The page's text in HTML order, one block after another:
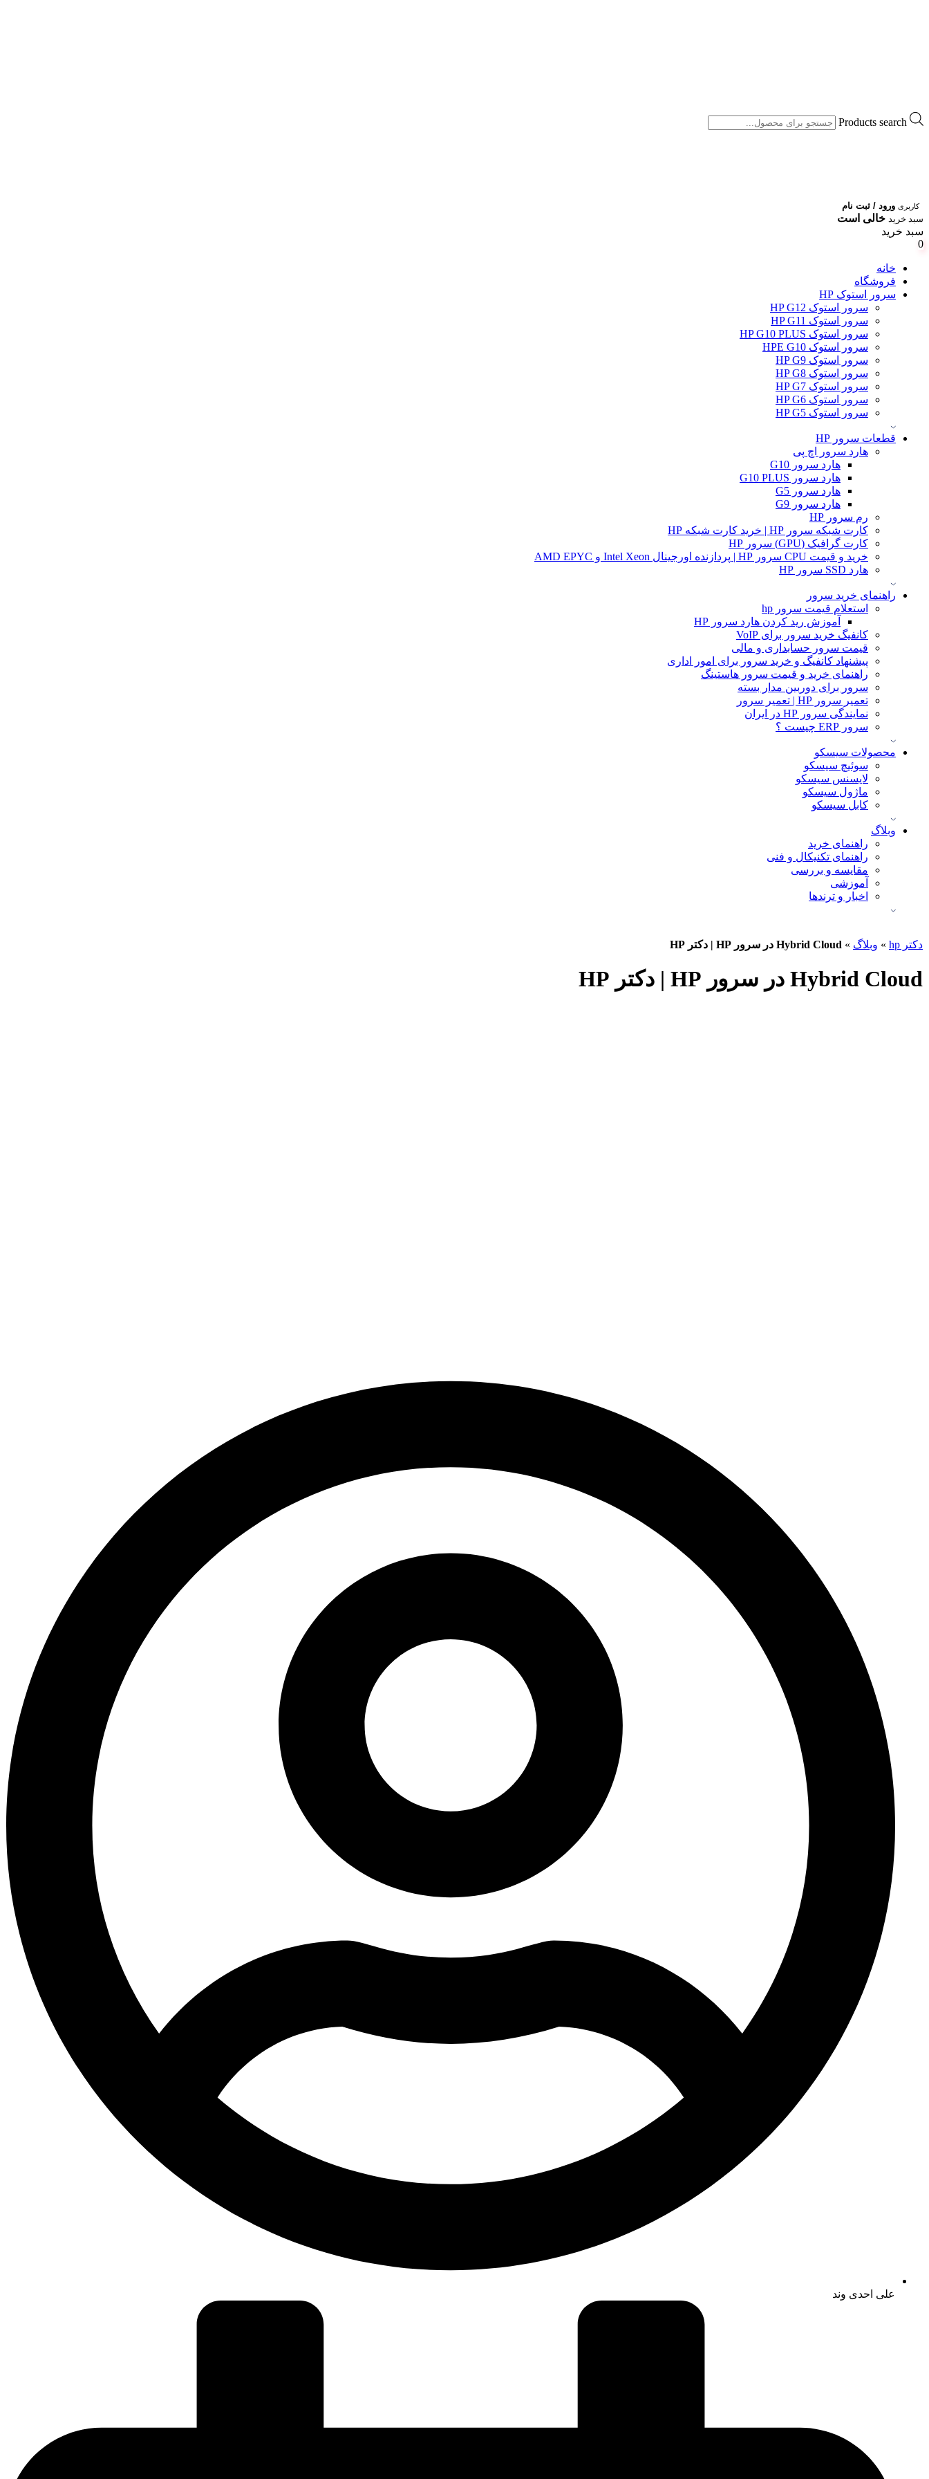
Products search
کاربری ورود / ثبت نام
سبد خرید خالی است
سبد خرید
0
خانه
فروشگاه
سرور استوک HP
سرور استوک HP G12
سرور استوک HP G11
سرور استوک HP G10 PLUS
سرور استوک HPE G10
سرور استوک HP G9
سرور استوک HP G8
سرور استوک HP G7
سرور استوک HP G6
سرور استوک HP G5
قطعات سرور HP
هارد سرور اچ پی
هارد سرور G10
هارد سرور G10 PLUS
هارد سرور G5
هارد سرور G9
رم سرور HP
کارت شبکه سرور HP | خرید کارت شبکه HP
کارت گرافیک (GPU) سرور HP
خرید و قیمت CPU سرور HP | پردازنده اورجینال Intel Xeon و AMD EPYC
هارد SSD سرور HP
راهنمای خرید سرور
استعلام قیمت سرور hp
آموزش ريد كردن هارد سرور HP
کانفیگ خرید سرور برای VoIP
قیمت سرور حسابداری و مالی
پیشنهاد کانفیگ و خرید سرور برای امور اداری
راهنمای خرید و قیمت سرور هاستینگ
سرور برای دوربین مدار بسته
تعمیر سرور HP | تعمیر سرور
نمایندگی سرور HP در ایران
سرور ERP چیست ؟
محصولات سیسکو
سوئیچ سیسکو
لایسنس سیسکو
ماژول سیسکو
کابل سیسکو
وبلاگ
راهنمای خرید
راهنمای تکنیکال و فنی
مقایسه و بررسی
آموزشی
اخبار و ترندها
دکتر hp » وبلاگ » Hybrid Cloud در سرور HP | دکتر HP
Hybrid Cloud در سرور HP | دکتر HP
علی احدی وند